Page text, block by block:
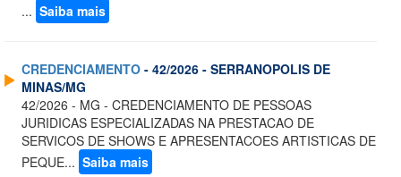
... Saiba mais
CREDENCIAMENTO - 42/2026 - SERRANOPOLIS DE
MINAS/MG
42/2026 - MG - CREDENCIAMENTO DE PESSOAS
JURIDICAS ESPECIALIZADAS NA PRESTACAO DE
SERVICOS DE SHOWS E APRESENTACOES ARTISTICAS DE
PEQUE... Saiba mais